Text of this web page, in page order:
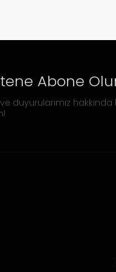
Abone
ve duyurularımız